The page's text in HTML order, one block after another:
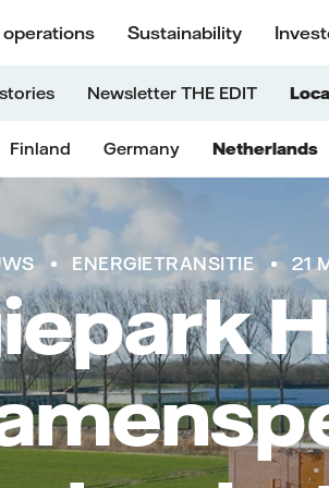
operations Sustainability
Newsletter THE EDIT
Finland Germany Netherlands
ENERGIETRANSITIE 21